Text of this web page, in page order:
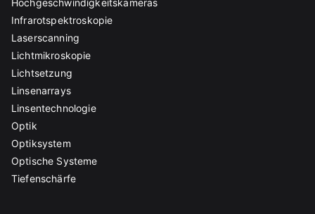
Hochgeschwindigkeitskameras
Infrarotspektroskopie
Laserscanning
Lichtmikroskopie
Lichtsetzung
Linsenarrays
Linsentechnologie
Optik
Optiksystem
Optische Systeme
Tiefenschärfe